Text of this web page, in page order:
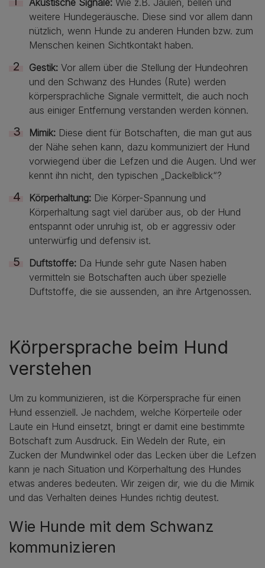
Akustische Signale: Wie z.B. Jaulen, bellen und
weitere Hundegeräusche. Diese sind vor allem dann
nützlich, wenn Hunde zu anderen Hunden bzw. zum
Menschen keinen Sichtkontakt haben.
Gestik: Vor allem über die Stellung der Hundeohren
und den Schwanz des Hundes (Rute) werden
körpersprachliche Signale vermittelt, die auch noch
aus einiger Entfernung verstanden werden können.
Mimik: Diese dient für Botschaften, die man gut aus
der Nähe sehen kann, dazu kommuniziert der Hund
vorwiegend über die Lefzen und die Augen. Und wer
kennt ihn nicht, den typischen „Dackelblick“?
Körperhaltung: Die Körper-Spannung und
Körperhaltung sagt viel darüber aus, ob der Hund
entspannt oder unruhig ist, ob er aggressiv oder
unterwürfig und defensiv ist.
Duftstoffe: Da Hunde sehr gute Nasen haben
vermitteln sie Botschaften auch über spezielle
Duftstoffe, die sie aussenden, an ihre Artgenossen.
Körpersprache beim Hund
verstehen
Um zu kommunizieren, ist die Körpersprache für einen
Hund essenziell. Je nachdem, welche Körperteile oder
Laute ein Hund einsetzt, bringt er damit eine bestimmte
Botschaft zum Ausdruck. Ein Wedeln der Rute, ein
Zucken der Mundwinkel oder das Lecken über die Lefzen
kann je nach Situation und Körperhaltung des Hundes
etwas anderes bedeuten. Wir zeigen dir, wie du die Mimik
und das Verhalten deines Hundes richtig deutest.
Wie Hunde mit dem Schwanz
kommunizieren